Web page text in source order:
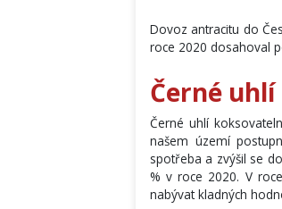
Dovoz antracitu do
roce 2020 dosahoval
Černé
Černé uhlí
našem území
spotřeba a zvýšil se
% v roce 2020. V
nabývat kladných